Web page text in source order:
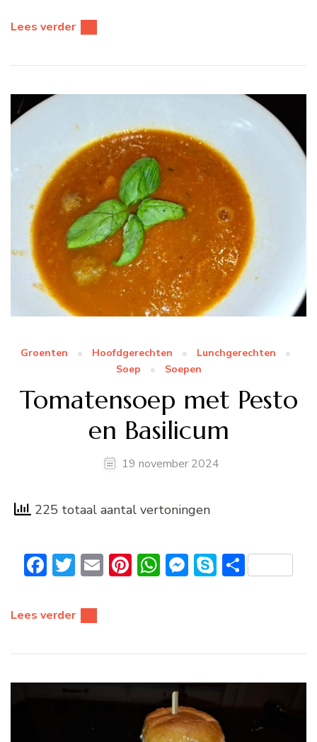
Lees verder
Groenten Hoofdgerechten
Lunchgerechten
Soep
Soepen
Tomatensoep met Pesto
en Basilicum
19 november 2024
225 totaal aantal vertoningen
Facebook
Twitter
EmailPinterest
WhatsApp
Messenger
Skype
Delen
Lees verder